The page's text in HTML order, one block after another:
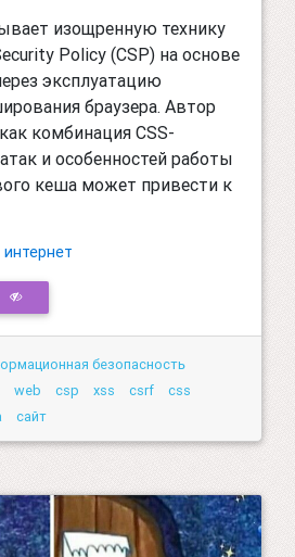
изощренную технику
Policy (CSP) на основе
эксплуатацию
браузера. Автор
комбинация CSS-
и особенностей работы
кеша может привести к
безопасность
web csp xss csrf
css
сайт